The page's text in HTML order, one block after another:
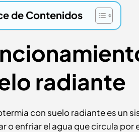
de Contenidos
radiante
con suelo radiante es un
o enfriar el agua que circula